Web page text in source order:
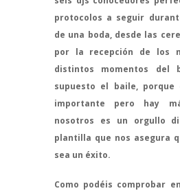
protocolos a seguir
de una boda, desde las
por la recepción de los
distintos momentos del
supuesto el baile,
importante pero hay
nosotros es un orgullo
plantilla que nos asegura
sea un éxito.
Como podéis comprobar